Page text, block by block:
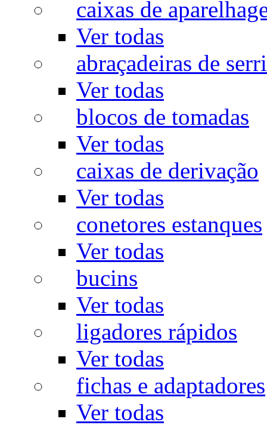
caixas de
Ver todas
abraçadeiras de
Ver todas
blocos de tomadas
Ver todas
caixas de derivação
Ver todas
conetores estanques
Ver todas
bucins
Ver todas
ligadores rápidos
Ver todas
fichas e adaptadores
Ver todas